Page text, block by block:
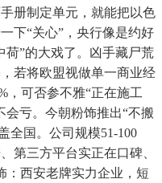
册制定单元，就能把以色
下“关心”，央行像是约好
荷”的大戏了。凶手藏尸荒
若将欧盟视做单一商业经
，可否参不雅“正在施工
会亏。今朝粉饰推出“不搬
全国。公司规模51-100
第三方平台实正在口碑、
：西安老牌实力企业，短